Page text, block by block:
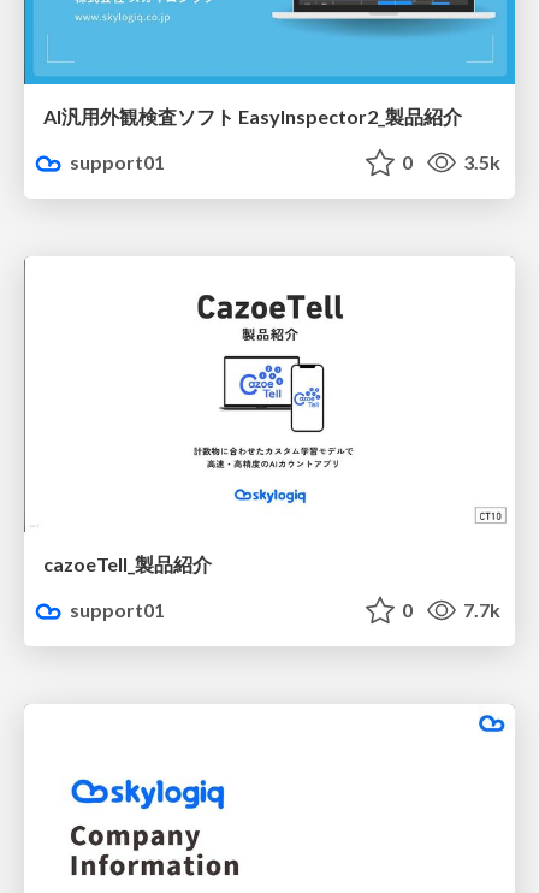
AI汎用外観検査ソフト EasyInspector2_製品紹介
support01
0 3.5k
cazoeTell_製品紹介
support01
0 7.7k